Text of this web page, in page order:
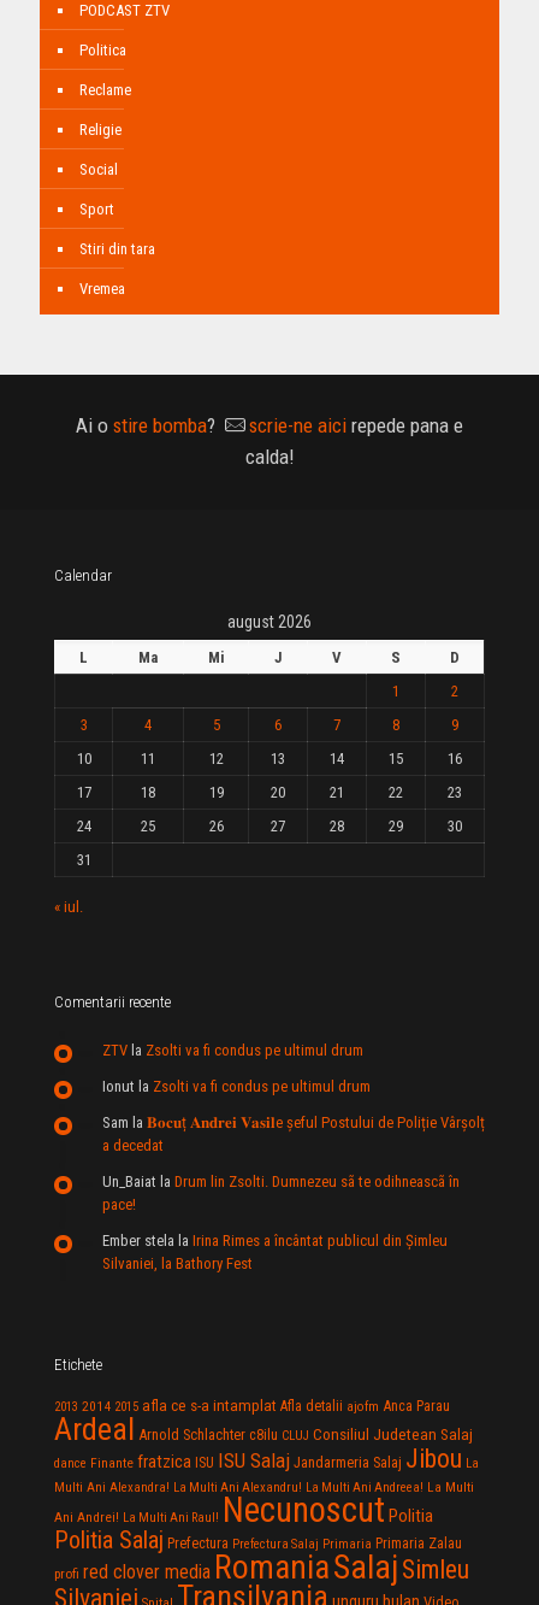
PODCAST ZTV
Politica
Reclame
Religie
Social
Sport
Stiri din tara
Vremea
Ai o stire bomba? scrie-ne aici repede pana e
calda!
Calendar
august 2026
L Ma Mi J V S
D
1
2
3
4 5 6 7 8
9
10
11 12 13 14 15
16
17
18 19 20 21 22
23
24
25 26 27 28 29
30
31
« iul.
Comentarii recente
ZTV la Zsolti va fi condus pe ultimul drum
Ionut la Zsolti va fi condus pe ultimul drum
Sam la 𝐁𝐨𝐜𝐮ț 𝐀𝐧𝐝𝐫𝐞𝐢 𝐕𝐚𝐬𝐢𝐥e şeful Postului de Poliție Vârșolț
a decedat
Un_Baiat la Drum lin Zsolti. Dumnezeu sã te odihneascã în
pace!
Ember stela la Irina Rimes a încântat publicul din Şimleu
Silvaniei, la Bathory Fest
Etichete
2013 2014 2015 afla ce s-a intamplat Afla detalii ajofm Anca Parau
Ardeal Arnold Schlachter c8ilu CLUJ Consiliul Judetean Salaj
dance Finante fratzica ISU ISU Salaj Jandarmeria Salaj Jibou La
Multi Ani Alexandra! La Multi Ani Alexandru! La Multi Ani Andreea! La Multi
Ani Andrei! La Multi Ani Raul! Necunoscut Politia
Politia Salaj Prefectura Prefectura Salaj Primaria Primaria Zalau
profi red clover media RomaniaSalaj Simleu
Silvaniei
Transilvania